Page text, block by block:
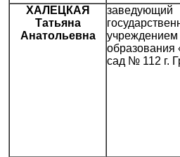
ХАЛЕЦКАЯ
Татьяна
Анатольевна
заведующий
учреждением
образования
сад № 112 г.